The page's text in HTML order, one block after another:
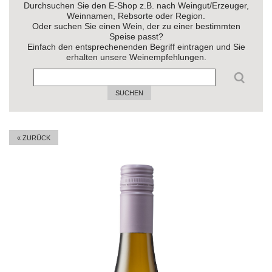
Durchsuchen Sie den E-Shop z.B. nach Weingut/Erzeuger,
Weinnamen, Rebsorte oder Region.
Oder suchen Sie einen Wein, der zu einer bestimmten
Speise passt?
Einfach den entsprechenenden Begriff eintragen und Sie
erhalten unsere Weinempfehlungen.
SUCHEN
« ZURÜCK